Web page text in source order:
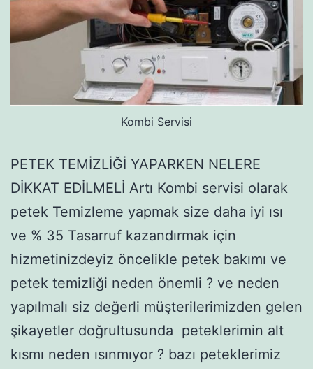
Kombi Servisi
PETEK TEMİZLİĞİ YAPARKEN NELERE
DİKKAT EDİLMELİ Artı Kombi servisi olarak
petek Temizleme yapmak size daha iyi ısı
ve % 35 Tasarruf kazandırmak için
hizmetinizdeyiz öncelikle petek bakımı ve
petek temizliği neden önemli ? ve neden
yapılmalı siz değerli müşterilerimizden gelen
şikayetler doğrultusunda peteklerimin alt
kısmı neden ısınmıyor ? bazı peteklerimiz